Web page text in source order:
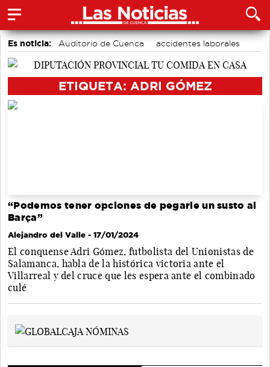
Es noticia: Auditorio de Cuenca
accidentes laborales
Actividades culturales en Cuenca
ETIQUETA: ADRI GÓMEZ
“Podemos tener opciones de pegarle un susto al
Barça”
Alejandro del Valle - 17/01/2024
El conquense Adri Gómez, futbolista del Unionistas de
Salamanca, habla de la histórica victoria ante el
Villarreal y del cruce que les espera ante el combinado
culé